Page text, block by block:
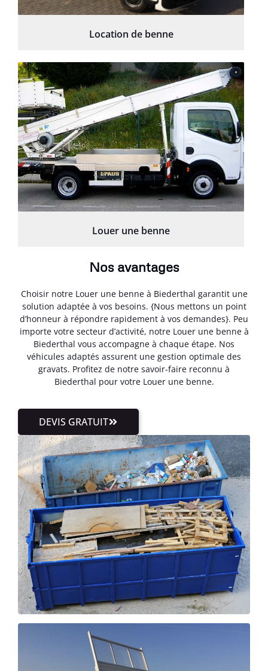
Location de benne
Louer une benne
Nos avantages
Choisir notre Louer une benne à Biederthal garantit une
solution adaptée à vos besoins. {Nous mettons un point
d’honneur à répondre rapidement à vos demandes}. Peu
importe votre secteur d’activité, notre Louer une benne à
Biederthal vous accompagne à chaque étape. Nos
véhicules adaptés assurent une gestion optimale des
gravats. Profitez de notre savoir-faire reconnu à
Biederthal pour votre Louer une benne.
DEVIS GRATUIT